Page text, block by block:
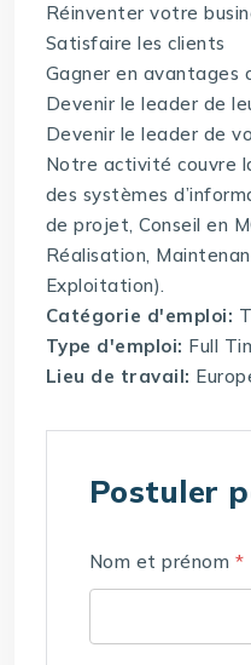
Réinventer votre
Satisfaire les clients
Gagner en avantages
Devenir le leader de
Devenir le leader de
Notre activité couvre
des systèmes
de projet, Conseil en
Réalisation,
Exploitation).
Catégorie d'emploi:
Type d'emploi: Full
Lieu de travail:
Postuler
Nom et prénom *